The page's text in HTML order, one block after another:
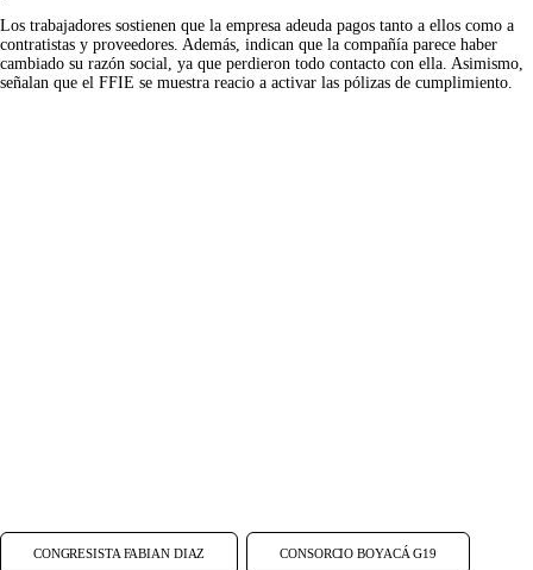
Los trabajadores sostienen que la empresa adeuda pagos tanto a ellos como a
contratistas y proveedores. Además, indican que la compañía parece haber
cambiado su razón social, ya que perdieron todo contacto con ella. Asimismo,
señalan que el FFIE se muestra reacio a activar las pólizas de cumplimiento.
CONGRESISTA FABIAN DIAZ CONSORCIO BOYACÁ G19